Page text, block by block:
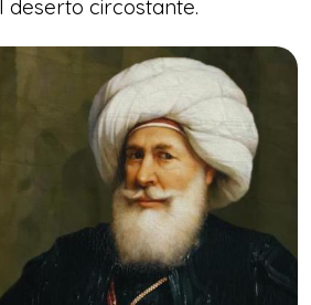
circostante.